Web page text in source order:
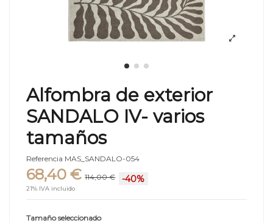
Alfombra de exterior
SANDALO IV- varios
tamaños
Referencia MAS_SANDALO-054
68,40 € 114,00 € -40%
21% IVA incluido
Tamaño seleccionado